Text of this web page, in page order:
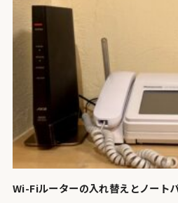
Wi-Fiルーターの入れ替えとノート